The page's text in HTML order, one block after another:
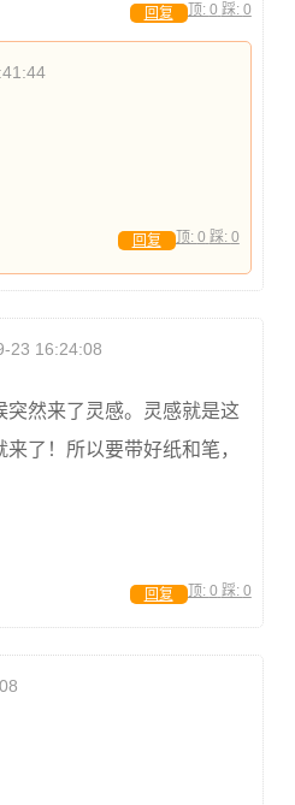
顶: 0 踩: 0
回复
顶: 0 踩: 0
回复
23 16:24:08
突然来了灵感。灵感就是这
了！所以要带好纸和笔，
顶: 0 踩: 0
回复